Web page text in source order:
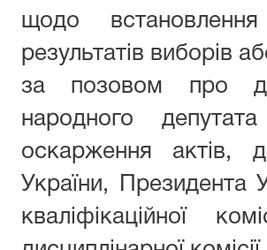
щодо
результатів виборів
за позовом про
народного
оскарження актів,
України, Президента
кваліфікаційної